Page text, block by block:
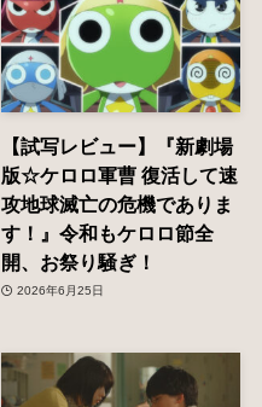
【試写レビュー】『新劇場
版☆ケロロ軍曹 復活して速
攻地球滅亡の危機でありま
す！』令和もケロロ節全
開、お祭り騒ぎ！
2026年6月25日